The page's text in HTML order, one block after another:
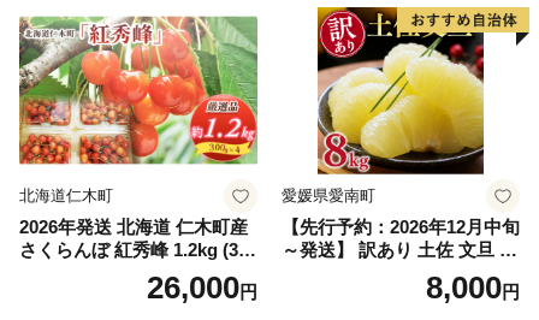
笛吹市 山梨県 フルーツ 果物
ぶどう 葡萄 大粒 シャインマ
スカット おすすめ シャイン
マスカット 贈答 ギフト 産地
笛吹市 シャインマスカット
笛吹 葡萄 国産 ぶどう 人気
国産 1.2kg 先行｜
北海道仁木町
2026年発送 北海道 仁木町産
さくらんぼ 紅秀峰 1.2kg (300
g×4パック) Lサイズ以上 旬
桜桃 産地直送 サクランボ チ
26,000円
愛媛県愛南町
【先行予約：2026年12月中旬
～発送】 訳あり 土佐 文旦 8k
g (Mサイズ以上サイズミック
ス) 8000円 わけあり ぶんた
8,000円